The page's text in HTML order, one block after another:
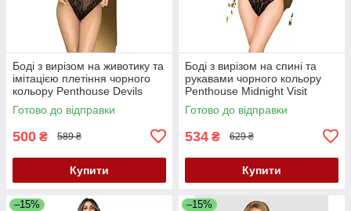
Боді з вирізом на животику та
імітацією плетіння чорного
кольору Penthouse Devils
Advocate розміри S L Кайф
Готово до відправки
500 ₴ 589 ₴
Купити
Боді з вирізом на спині та
рукавами чорного кольору
Penthouse Midnight Visit
розміри S L Кайф
Готово до відправки
534 ₴ 629 ₴
Купити
–15% –15%